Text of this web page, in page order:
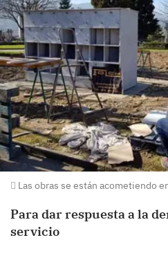
Las obras se están acometiendo
Para dar respuesta a la
servicio